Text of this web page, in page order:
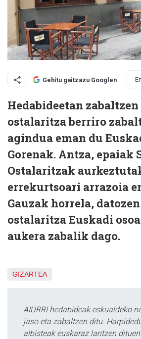
Gehitu gaitzazu Googlen
Hedabideetan
ostalaritza berriro
agindua eman du
Gorenak. Antza, epaiak
Ostalaritzak
errekurtsoari arrazoia
Gauzak horrela,
ostalaritza Euskadi
aukera zabalik dago.
GIZARTEA
AIURRI hedabideak eskualdeko
jaso eta zabaltzen ditu.
albisteak euskaraz lantzen